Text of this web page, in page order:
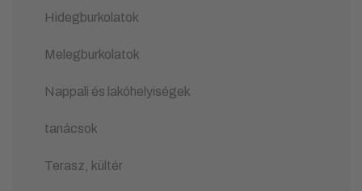
Hidegburkolatok
Melegburkolatok
Nappali és lakóhelyiségek
tanácsok
Terasz, kültér